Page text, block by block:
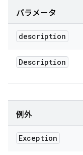
パラメータ
description
Description
例外
Exception